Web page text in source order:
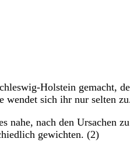
Holstein gemacht,
wendet sich ihr nur selten
nach den Ursachen
gewichten. (2)